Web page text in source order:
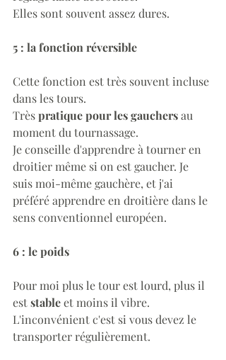
Elles sont souvent assez dures.
5 : la fonction réversible
Cette fonction est très souvent incluse
dans les tours.
Très pratique pour les gauchers au
moment du tournassage.
Je conseille d'apprendre à tourner en
droitier même si on est gaucher. Je
suis moi-même gauchère, et j'ai
préféré apprendre en droitière dans le
sens conventionnel européen.
6 : le poids
Pour moi plus le tour est lourd, plus il
est stable et moins il vibre.
L'inconvénient c'est si vous devez le
transporter régulièrement.